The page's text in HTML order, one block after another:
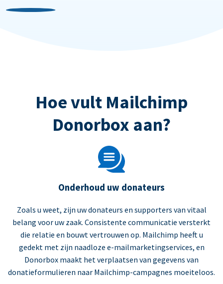
Hoe vult Mailchimp
Donorbox aan?
Onderhoud uw donateurs
Zoals u weet, zijn uw donateurs en supporters van vitaal
belang voor uw zaak. Consistente communicatie versterkt
die relatie en bouwt vertrouwen op. Mailchimp heeft u
gedekt met zijn naadloze e-mailmarketingservices, en
Donorbox maakt het verplaatsen van gegevens van
donatieformulieren naar Mailchimp-campagnes moeiteloos.